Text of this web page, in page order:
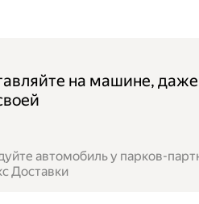
на машине, даже
автомобиль у парков-
Доставки